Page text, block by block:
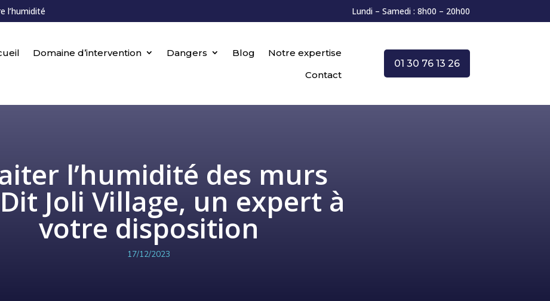
l’humidité Lundi – Samedi : 8h00 – 20h00
Domaine d’intervention Dangers Blog
Notre expertise
Contact
01 30 76 13 26
l’humidité des murs
Joli Village, un expert à
votre disposition
17/12/2023